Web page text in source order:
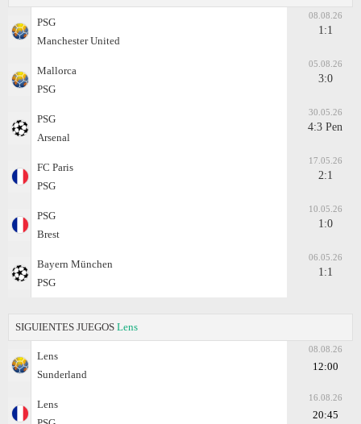
PSG
Manchester United
08.08.26
1:1
Mallorca
PSG
05.08.26
3:0
PSG
Arsenal
30.05.26
4:3 Pen
FC Paris
PSG
17.05.26
2:1
PSG
Brest
10.05.26
1:0
Bayern München
PSG
06.05.26
1:1
SIGUIENTES JUEGOS Lens
Lens
Sunderland
08.08.26
12:00
Lens
16.08.26
20:45